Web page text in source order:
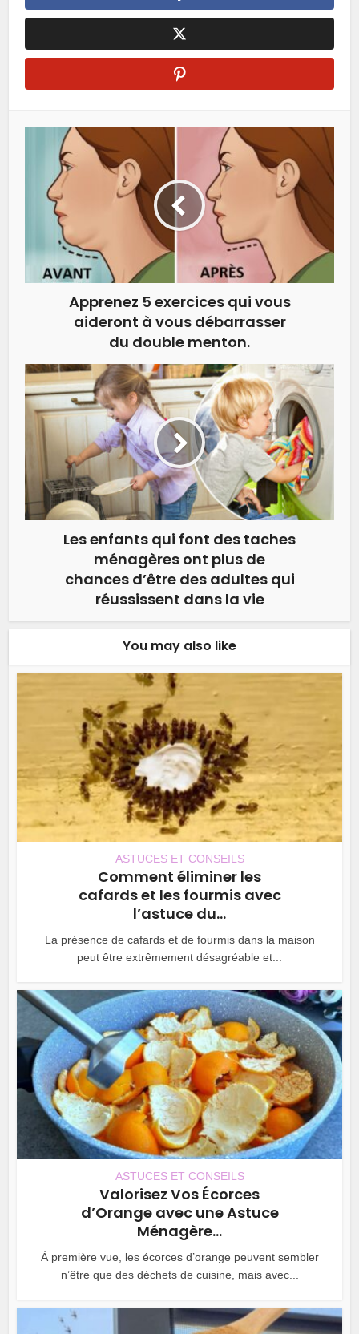
Apprenez 5 exercices qui vous
aideront à vous débarrasser
du double menton.
Les enfants qui font des taches
ménagères ont plus de
chances d’être des adultes qui
réussissent dans la vie
You may also like
ASTUCES ET CONSEILS
Comment éliminer les
cafards et les fourmis avec
l’astuce du...
La présence de cafards et de fourmis dans la maison
peut être extrêmement désagréable et...
ASTUCES ET CONSEILS
Valorisez Vos Écorces
d’Orange avec une Astuce
Ménagère...
À première vue, les écorces d’orange peuvent sembler
n’être que des déchets de cuisine, mais avec...